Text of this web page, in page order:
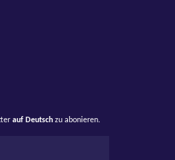
auf Deutsch zu abonieren.